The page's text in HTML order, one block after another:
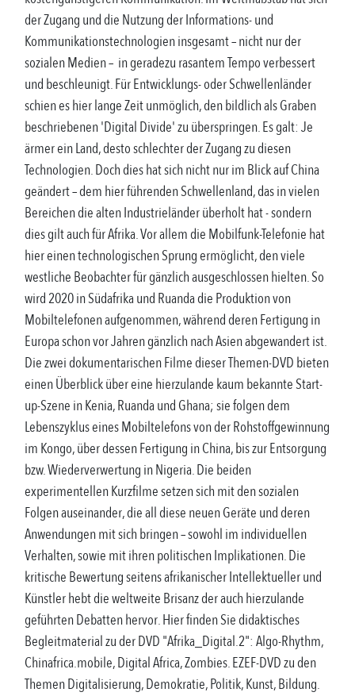
der Zugang und die Nutzung der Informations- und
Kommunikationstechnologien insgesamt – nicht nur der
sozialen Medien – in geradezu rasantem Tempo verbessert
und beschleunigt. Für Entwicklungs- oder Schwellenländer
schien es hier lange Zeit unmöglich, den bildlich als Graben
beschriebenen 'Digital Divide' zu überspringen. Es galt: Je
ärmer ein Land, desto schlechter der Zugang zu diesen
Technologien. Doch dies hat sich nicht nur im Blick auf China
geändert – dem hier führenden Schwellenland, das in vielen
Bereichen die alten Industrieländer überholt hat - sondern
dies gilt auch für Afrika. Vor allem die Mobilfunk-Telefonie hat
hier einen technologischen Sprung ermöglicht, den viele
westliche Beobachter für gänzlich ausgeschlossen hielten. So
wird 2020 in Südafrika und Ruanda die Produktion von
Mobiltelefonen aufgenommen, während deren Fertigung in
Europa schon vor Jahren gänzlich nach Asien abgewandert ist.
Die zwei dokumentarischen Filme dieser Themen-DVD bieten
einen Überblick über eine hierzulande kaum bekannte Start-
up-Szene in Kenia, Ruanda und Ghana; sie folgen dem
Lebenszyklus eines Mobiltelefons von der Rohstoffgewinnung
im Kongo, über dessen Fertigung in China, bis zur Entsorgung
bzw. Wiederverwertung in Nigeria. Die beiden
experimentellen Kurzfilme setzen sich mit den sozialen
Folgen auseinander, die all diese neuen Geräte und deren
Anwendungen mit sich bringen – sowohl im individuellen
Verhalten, sowie mit ihren politischen Implikationen. Die
kritische Bewertung seitens afrikanischer Intellektueller und
Künstler hebt die weltweite Brisanz der auch hierzulande
geführten Debatten hervor. Hier finden Sie didaktisches
Begleitmaterial zu der DVD "Afrika_Digital.2": Algo-Rhythm,
Chinafrica.mobile, Digital Africa, Zombies. EZEF-DVD zu den
Themen Digitalisierung, Demokratie, Politik, Kunst, Bildung.